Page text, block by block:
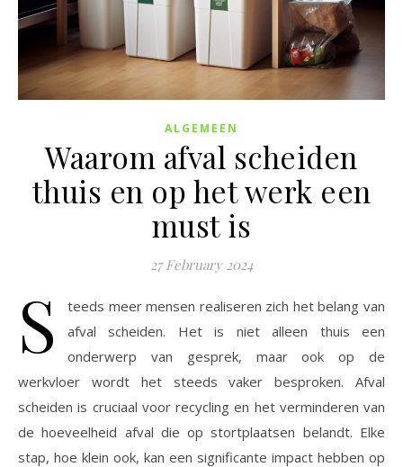
ALGEMEEN
Waarom afval scheiden
thuis en op het werk een
must is
27 February 2024
S
teeds meer mensen realiseren zich het belang van
afval scheiden. Het is niet alleen thuis een
onderwerp van gesprek, maar ook op de
werkvloer wordt het steeds vaker besproken. Afval
scheiden is cruciaal voor recycling en het verminderen van
de hoeveelheid afval die op stortplaatsen belandt. Elke
stap, hoe klein ook, kan een significante impact hebben op